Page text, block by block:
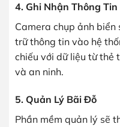
4. Ghi Nhận Thông Tin
Camera chụp ảnh biển
trữ thông tin vào hệ
chiếu với dữ liệu từ thẻ
và an ninh.
5. Quản Lý Bãi Đỗ
Phần mềm quản lý sẽ